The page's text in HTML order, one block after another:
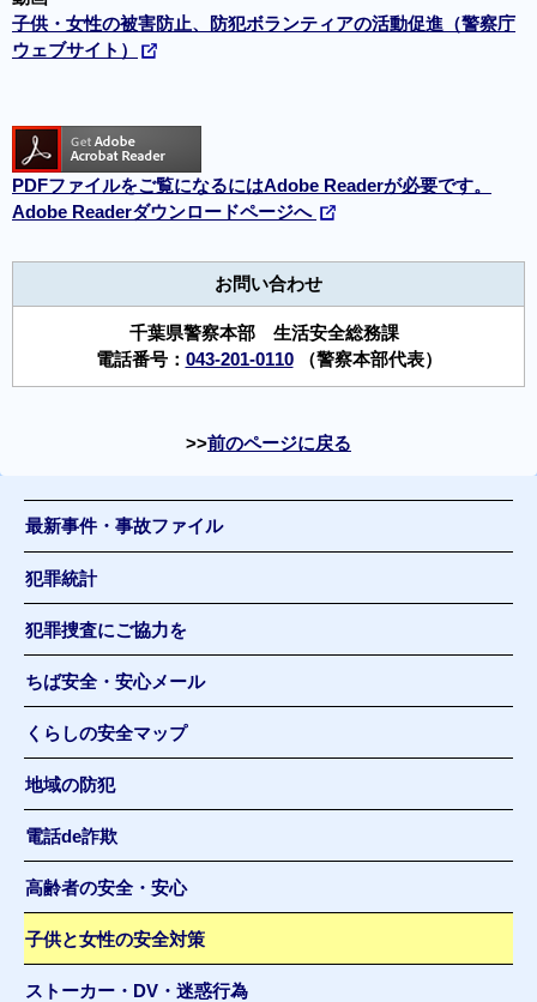
子供・女性の被害防止、防犯ボランティアの活動促進（警察庁
ウェブサイト）
PDFファイルをご覧になるにはAdobe Readerが必要です。
Adobe Readerダウンロードページへ
お問い合わせ
千葉県警察本部 生活安全総務課
電話番号： 043-201-0110（警察本部代表）
前のページに戻る
最新事件・事故ファイル
犯罪統計
犯罪捜査にご協力を
ちば安全・安心メール
くらしの安全マップ
地域の防犯
電話de詐欺
高齢者の安全・安心
子供と女性の安全対策
ストーカー・DV・迷惑行為